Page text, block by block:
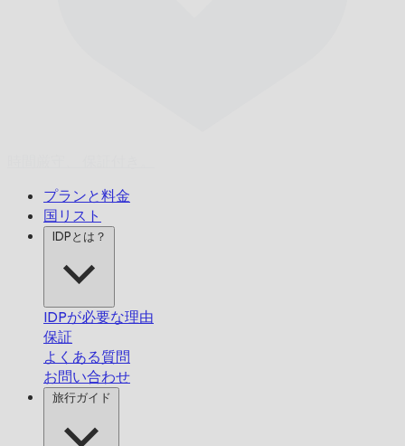
プランと料金
国リスト
IDPとは？
IDPが必要な理由
保証
よくある質問
お問い合わせ
旅行ガイド